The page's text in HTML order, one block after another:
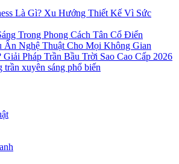
Là Gì? Xu Hướng Thiết Kế Vì Sức
Trong Phong Cách Tân Cổ Điển
Ấn Nghệ Thuật Cho Mọi Không Gian
Giải Pháp Trần Bầu Trời Sao Cao Cấp 2026
xuyên sáng phổ biến